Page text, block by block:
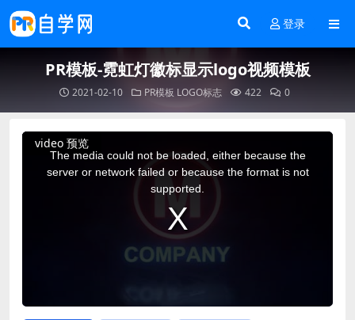
登录
PR模板-霓虹灯徽标显示logo视频模板
2021-02-10 PR模板 LOGO标志 422 0
video 预览
This
The media could not be loaded, either because the
server or network failed or because the format is not
supported.